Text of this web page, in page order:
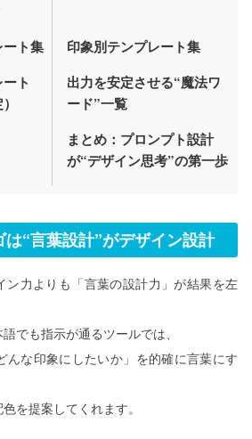
ト集
印象別テンプレート集
ト
出力を安定させる“魔法ワ
ード”一覧
まとめ：プロンプト設計
が“デザイン思考”の第一歩
“言葉設計”がデザイン設計
ン力よりも「言葉の設計力」が結果を左
でも指示が通るツールでは、
んな印象にしたいか」を的確に言葉にす
を提案してくれます。